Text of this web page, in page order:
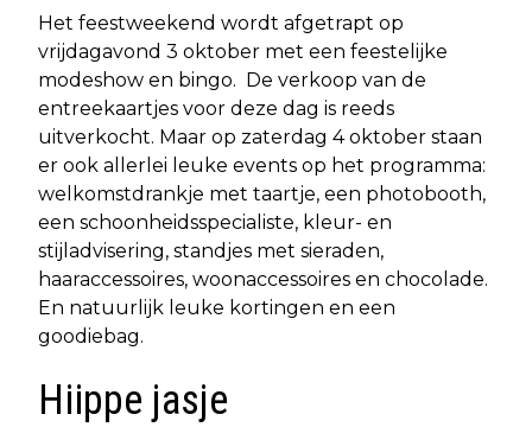
Het feestweekend wordt afgetrapt op
vrijdagavond 3 oktober met een feestelijke
modeshow en bingo. De verkoop van de
entreekaartjes voor deze dag is reeds
uitverkocht. Maar op zaterdag 4 oktober staan
er ook allerlei leuke events op het programma:
welkomstdrankje met taartje, een photobooth,
een schoonheidsspecialiste, kleur- en
stijladvisering, standjes met sieraden,
haaraccessoires, woonaccessoires en chocolade.
En natuurlijk leuke kortingen en een
goodiebag.
Hiippe jasje